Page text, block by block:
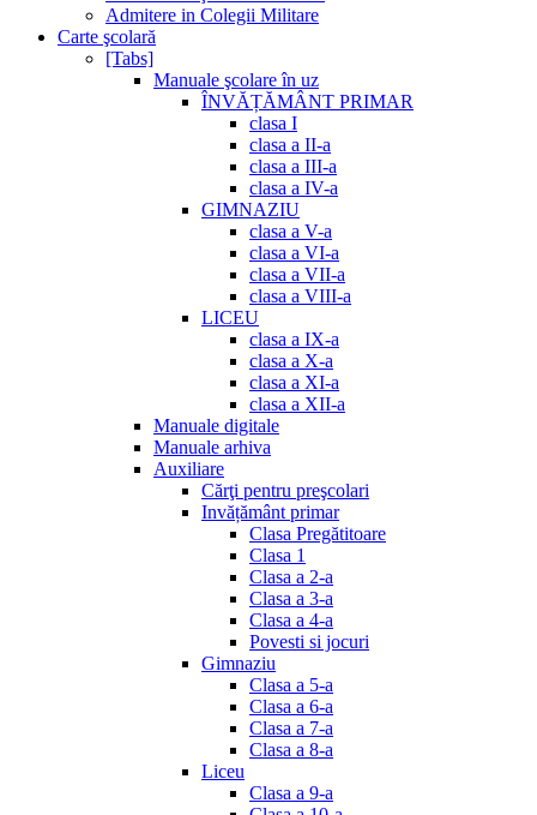
Admitere in Colegii Militare
Carte şcolară
[Tabs]
Manuale şcolare în uz
ÎNVĂȚĂMÂNT PRIMAR
clasa I
clasa a II-a
clasa a III-a
clasa a IV-a
GIMNAZIU
clasa a V-a
clasa a VI-a
clasa a VII-a
clasa a VIII-a
LICEU
clasa a IX-a
clasa a X-a
clasa a XI-a
clasa a XII-a
Manuale digitale
Manuale arhiva
Auxiliare
Cărţi pentru preşcolari
Invățământ primar
Clasa Pregătitoare
Clasa 1
Clasa a 2-a
Clasa a 3-a
Clasa a 4-a
Povesti si jocuri
Gimnaziu
Clasa a 5-a
Clasa a 6-a
Clasa a 7-a
Clasa a 8-a
Liceu
Clasa a 9-a